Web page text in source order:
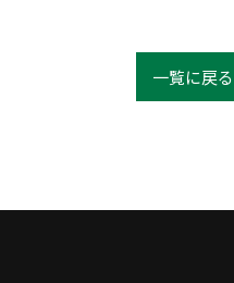
一覧に戻る